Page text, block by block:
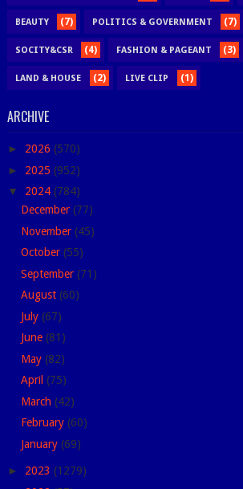
BEAUTY (7) POLITICS & GOVERNMENT (7)
SOCITY&CSR (4) FASHION & PAGEANT (3)
LAND & HOUSE (2) LIVE CLIP (1)
ARCHIVE
► 2026 (570)
► 2025 (952)
▼ 2024 (784)
December (77)
November (45)
October (55)
September (71)
August (60)
July (67)
June (81)
May (82)
April (75)
March (42)
February (60)
January (69)
► 2023 (1279)